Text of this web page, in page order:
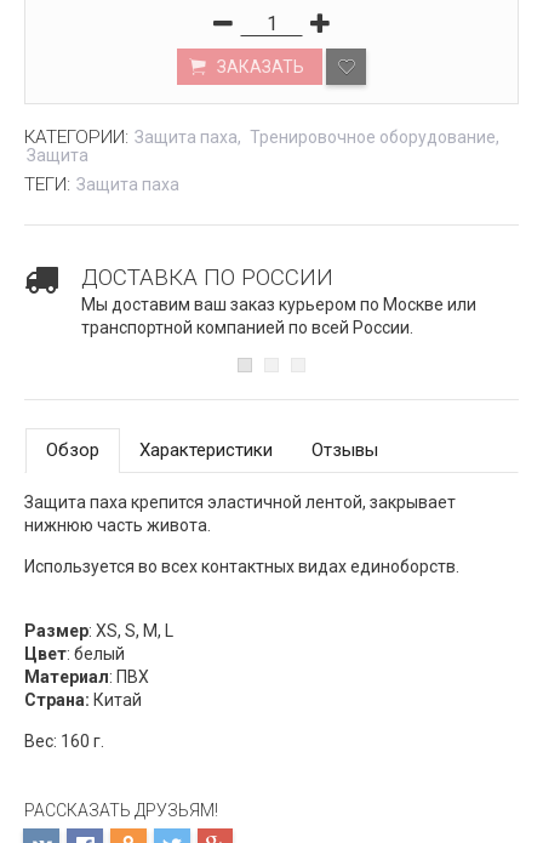
ЗАКАЗАТЬ
КАТЕГОРИИ: Защита паха
Тренировочное оборудование
Защита
ТЕГИ: Защита паха
ДОСТАВКА ПО РОССИИ
Мы доставим ваш заказ курьером по Москве или
транспортной компанией по всей России.
Обзор Характеристики Отзывы
Защита паха крепится эластичной лентой, закрывает
нижнюю часть живота.
Используется во всех контактных видах единоборств.
Размер: XS, S, M, L
Цвет: белый
Материал: ПВХ
Страна: Китай
Вес: 160 г.
РАССКАЗАТЬ ДРУЗЬЯМ!